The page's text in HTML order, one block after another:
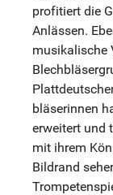
profitiert die
Anlässen.
musikalische
bläserinnen
erweitert und
mit ihrem
Bildrand